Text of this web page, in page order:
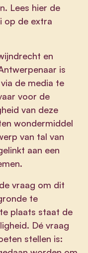
Lees hier de
op de extra
en
is
de media te
voor de
van deze
wondermiddel
van tal van
aan een
vraag om dit
te
plaats staat de
Dé vraag
stellen is: